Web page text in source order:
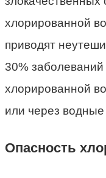
хлорированной
приводят
30%
хлорированной
или через
Опасность